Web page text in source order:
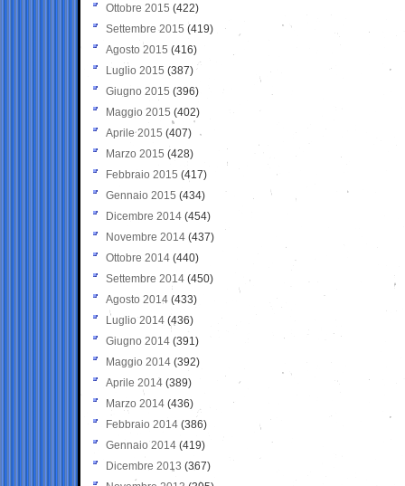
Ottobre 2015 (422)
Settembre 2015 (419)
Agosto 2015 (416)
Luglio 2015 (387)
Giugno 2015 (396)
Maggio 2015 (402)
Aprile 2015 (407)
Marzo 2015 (428)
Febbraio 2015 (417)
Gennaio 2015 (434)
Dicembre 2014 (454)
Novembre 2014 (437)
Ottobre 2014 (440)
Settembre 2014 (450)
Agosto 2014 (433)
Luglio 2014 (436)
Giugno 2014 (391)
Maggio 2014 (392)
Aprile 2014 (389)
Marzo 2014 (436)
Febbraio 2014 (386)
Gennaio 2014 (419)
Dicembre 2013 (367)